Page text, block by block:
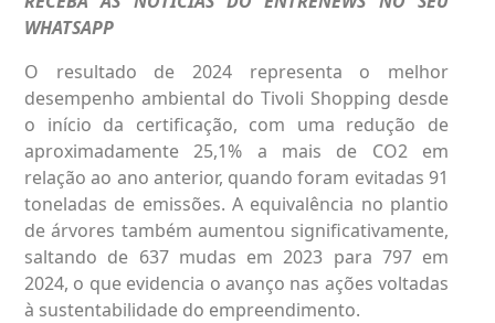
WHATSAPP
O resultado de 2024 representa o melhor
desempenho ambiental do Tivoli Shopping desde
o início da certificação, com uma redução de
aproximadamente 25,1% a mais de CO2 em
relação ao ano anterior, quando foram evitadas 91
toneladas de emissões. A equivalência no plantio
de árvores também aumentou significativamente,
saltando de 637 mudas em 2023 para 797 em
2024, o que evidencia o avanço nas ações voltadas
à sustentabilidade do empreendimento.